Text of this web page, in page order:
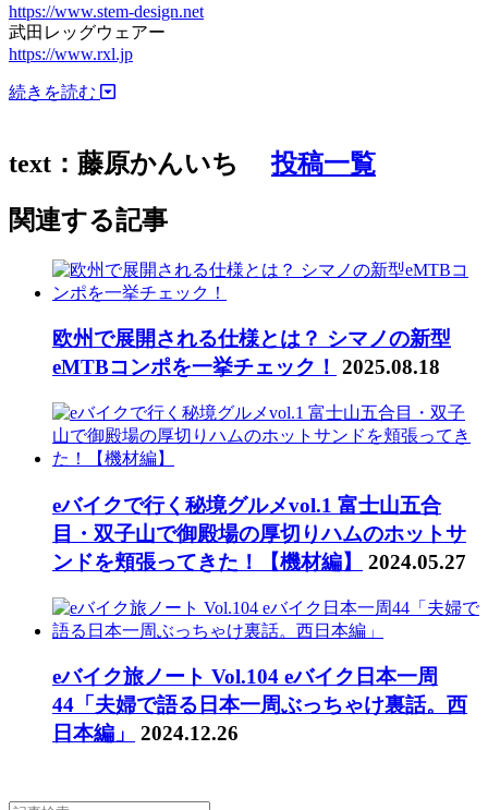
https://www.stem-design.net
武田レッグウェアー
https://www.rxl.jp
続きを読む
text：藤原かんいち投稿一覧
関連する記事
欧州で展開される仕様とは？ シマノの新型
eMTBコンポを一挙チェック！ 2025.08.18
eバイクで行く秘境グルメvol.1 富士山五合
目・双子山で御殿場の厚切りハムのホットサ
ンドを頬張ってきた！【機材編】
2024.05.27
eバイク旅ノート Vol.104 eバイク日本一周
44「夫婦で語る日本一周ぶっちゃけ裏話。西
日本編」
2024.12.26